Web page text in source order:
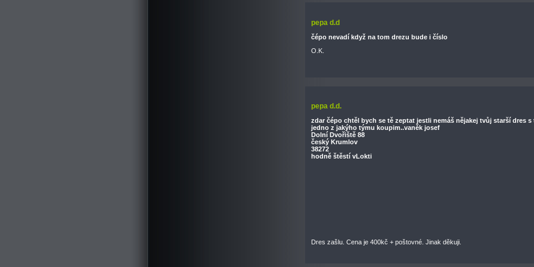
pepa d.d
čépo nevadí když na tom drezu bude i číslo
O.K.
pepa d.d.
zdar čépo chtěl bych se tě zeptat jestli nemáš nějakej tvůj starší dres
jedno z jakýho týmu koupim..vaněk josef
Dolní Dvořiště 88
český Krumlov
38272
hodně štěstí vLokti
Dres zašlu. Cena je 400kč + poštovné. Jinak děkuji.